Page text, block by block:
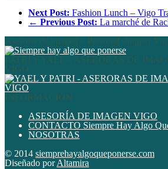
Next Post: Fashion Lunch – Vigo
← Previous Post: La marché de
Asesoría de imagen – Personal shopper
PATRI Y YAEL – ASERORAS DE
VIGO
INFORMACIÓN
ASESORÍA DE IMAGEN VIGO
CONTACTO Siempre Hay Algo
NOSOTRAS
© 2014 siemprehayalgoqueponerse.com
Diseñado porAltamira